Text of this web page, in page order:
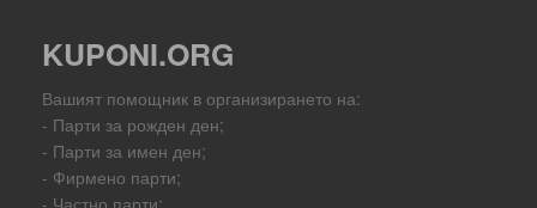
KUPONI.ORG
Вашият помощник в организирането на:
- Парти за рожден ден;
- Парти за имен ден;
- Фирмено парти;